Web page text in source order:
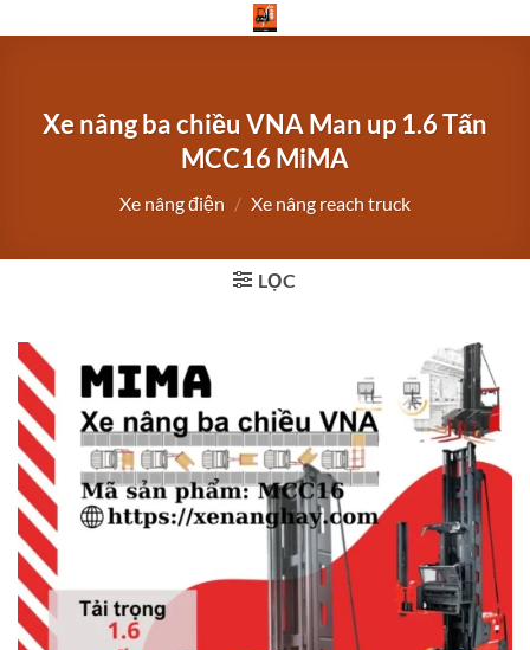
qua
Xe nâng ba chiều VNA Man up 1.6 Tấn
MCC16 MiMA
Xe nâng điện / Xe nâng reach truck
LỌC